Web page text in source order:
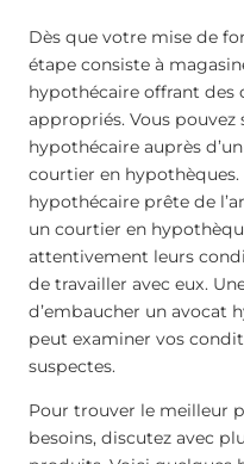
Dès que votre mise de
étape consiste à
hypothécaire offrant des
appropriés. Vous
hypothécaire auprès
courtier en
hypothécaire prête de
un courtier en
attentivement leurs
de travailler avec eux.
d’embaucher un avocat
peut examiner vos
suspectes.
Pour trouver le meilleur
besoins, discutez avec